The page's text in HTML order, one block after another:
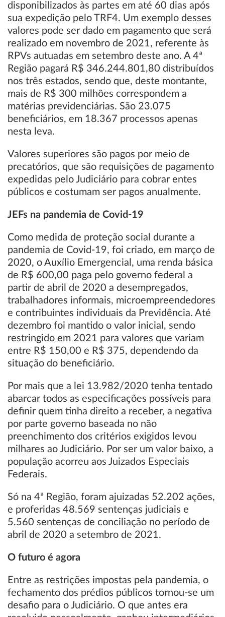
disponibilizados às partes em até 60 dias após
sua expedição pelo TRF4. Um exemplo desses
valores pode ser dado em pagamento que será
realizado em novembro de 2021, referente às
RPVs autuadas em setembro deste ano. A 4ª
Região pagará R$ 346.244.801,80 distribuídos
nos três estados, sendo que, deste montante,
mais de R$ 300 milhões correspondem a
matérias previdenciárias. São 23.075
beneficiários, em 18.367 processos apenas
nesta leva.
Valores superiores são pagos por meio de
precatórios, que são requisições de pagamento
expedidas pelo Judiciário para cobrar entes
públicos e costumam ser pagos anualmente.
JEFs na pandemia de Covid-19
Como medida de proteção social durante a
pandemia de Covid-19, foi criado, em março de
2020, o Auxílio Emergencial, uma renda básica
de R$ 600,00 paga pelo governo federal a
partir de abril de 2020 a desempregados,
trabalhadores informais, microempreendedores
e contribuintes individuais da Previdência. Até
dezembro foi mantido o valor inicial, sendo
restringido em 2021 para valores que variam
entre R$ 150,00 e R$ 375, dependendo da
situação do beneficiário.
Por mais que a lei 13.982/2020 tenha tentado
abarcar todos as especificações possíveis para
definir quem tinha direito a receber, a negativa
por parte governo baseada no não
preenchimento dos critérios exigidos levou
milhares ao Judiciário. Por ser um valor baixo, a
população acorreu aos Juizados Especiais
Federais.
Só na 4ª Região, foram ajuizadas 52.202 ações,
e proferidas 48.569 sentenças judiciais e
5.560 sentenças de conciliação no período de
abril de 2020 a setembro de 2021.
O futuro é agora
Entre as restrições impostas pela pandemia, o
fechamento dos prédios públicos tornou-se um
desafio para o Judiciário. O que antes era